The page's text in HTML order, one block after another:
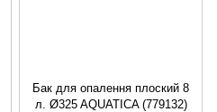
Бак для опалення плоский 8
л. Ø325 AQUATICA (779132)